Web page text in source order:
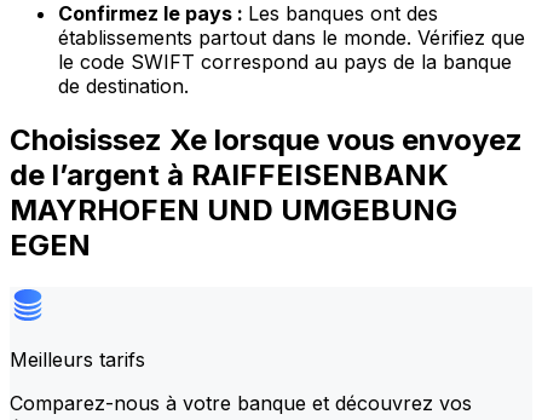
Confirmez le pays : Les banques ont des
établissements partout dans le monde. Vérifiez que
le code SWIFT correspond au pays de la banque
de destination.
Choisissez Xe lorsque vous envoyez
de l’argent à RAIFFEISENBANK
MAYRHOFEN UND UMGEBUNG
EGEN
Meilleurs tarifs
Comparez-nous à votre banque et découvrez vos